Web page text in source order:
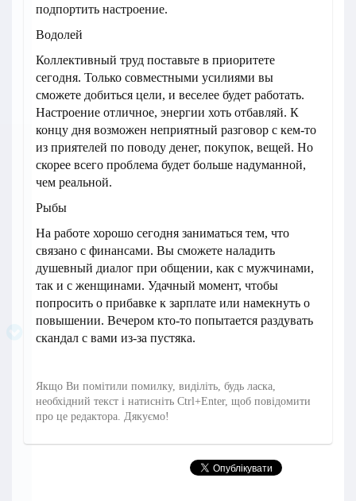
подпортить настроение.
Водолей
Коллективный труд поставьте в приоритете
сегодня. Только совместными усилиями вы
сможете добиться цели, и веселее будет работать.
Настроение отличное, энергии хоть отбавляй. К
концу дня возможен неприятный разговор с кем-то
из приятелей по поводу денег, покупок, вещей. Но
скорее всего проблема будет больше надуманной,
чем реальной.
Рыбы
На работе хорошо сегодня заниматься тем, что
связано с финансами. Вы сможете наладить
душевный диалог при общении, как с мужчинами,
так и с женщинами. Удачный момент, чтобы
попросить о прибавке к зарплате или намекнуть о
повышении. Вечером кто-то попытается раздувать
скандал с вами из-за пустяка.
Якщо Ви помітили помилку, виділіть, будь ласка,
необхідний текст і натисніть Ctrl+Enter, щоб повідомити
про це редактора. Дякуємо!